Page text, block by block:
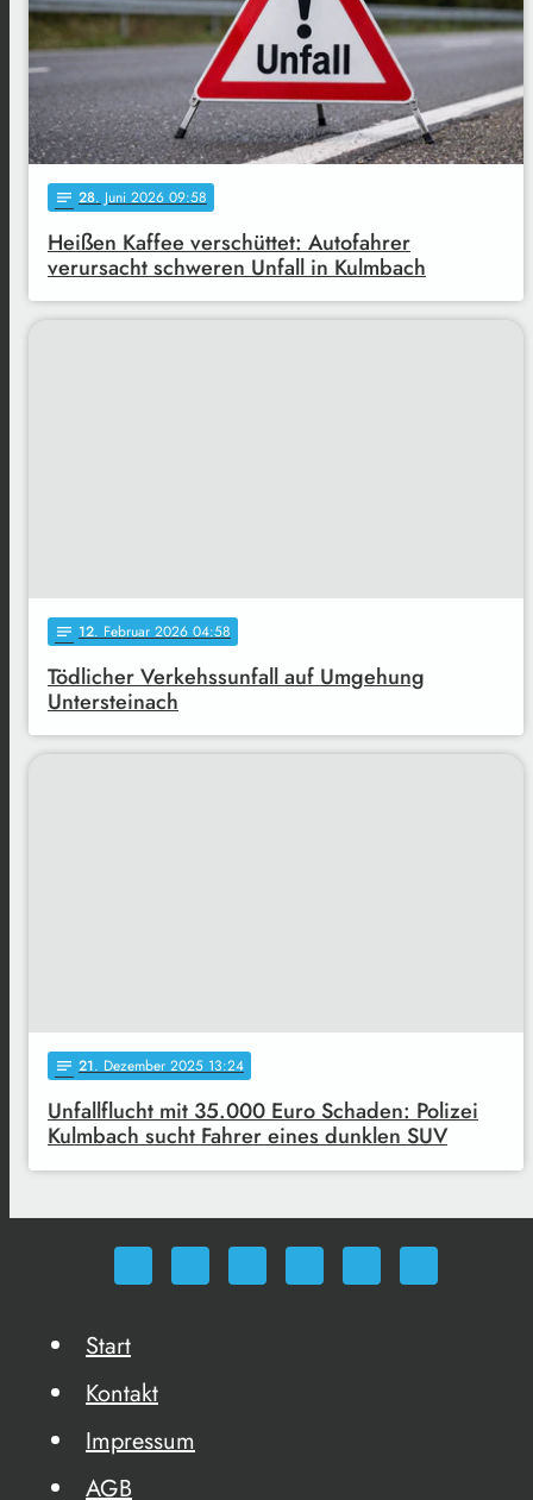
notes 28. Juni 2026 09:58
Heißen Kaffee verschüttet: Autofahrer
verursacht schweren Unfall in Kulmbach
notes 12. Februar 2026 04:58
Tödlicher Verkehssunfall auf Umgehung
Untersteinach
notes 21. Dezember 2025 13:24
Unfallflucht mit 35.000 Euro Schaden: Polizei
Kulmbach sucht Fahrer eines dunklen SUV
Start
Kontakt
Impressum
AGB